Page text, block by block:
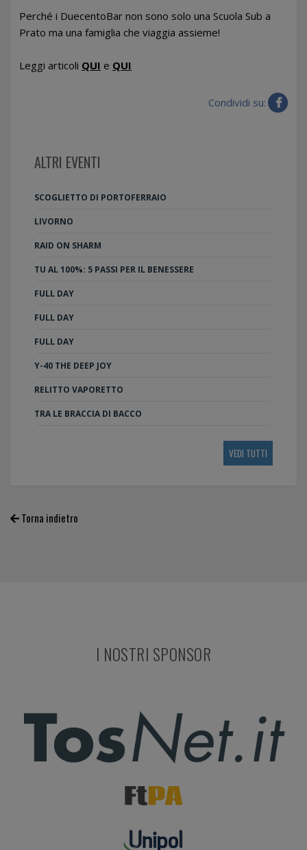
Perché i DuecentoBar non sono solo una Scuola Sub a
Prato ma una famiglia che viaggia assieme!
Leggi articoli QUI e QUI
Condividi su:
ALTRI EVENTI
SCOGLIETTO DI PORTOFERRAIO
LIVORNO
RAID ON SHARM
TU AL 100%: 5 PASSI PER IL BENESSERE
FULL DAY
FULL DAY
FULL DAY
Y-40 THE DEEP JOY
RELITTO VAPORETTO
TRA LE BRACCIA DI BACCO
VEDI TUTTI
Torna indietro
I NOSTRI SPONSOR